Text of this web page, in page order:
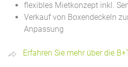
flexibles Mietkonzept inkl.
Verkauf von Boxendeckeln
Anpassung
Erfahren Sie mehr über die